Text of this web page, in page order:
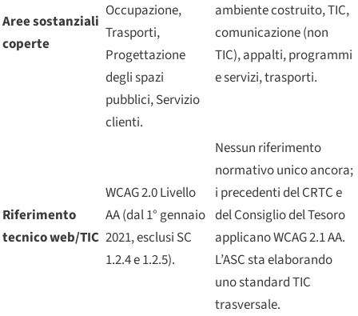
Aree sostanziali
coperte
Occupazione,
Trasporti,
Progettazione
degli spazi
pubblici, Servizio
clienti.
ambiente costruito, TIC,
comunicazione (non
TIC), appalti, programmi
e servizi, trasporti.
Riferimento
tecnico web/TIC
WCAG 2.0 Livello
AA (dal 1° gennaio
2021, esclusi SC
1.2.4 e 1.2.5).
Nessun riferimento
normativo unico ancora;
i precedenti del CRTC e
del Consiglio del Tesoro
applicano WCAG 2.1 AA.
L’ASC sta elaborando
uno standard TIC
trasversale.